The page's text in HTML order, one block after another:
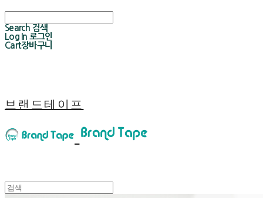
Search 검색
Log In 로그인
Cart장바구니
브랜드테이프